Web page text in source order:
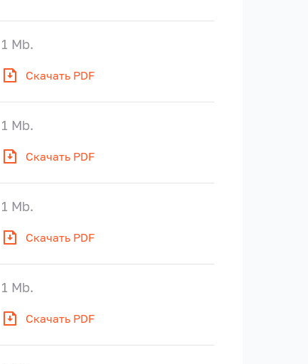
Скачать PDF
1 Mb.
Скачать PDF
1 Mb.
Скачать PDF
1 Mb.
Скачать PDF
1 Mb.